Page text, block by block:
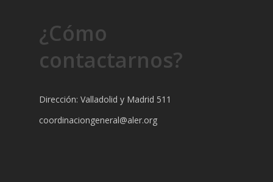
¿Cómo
contactarnos?
Dirección: Valladolid y Madrid 511
coordinaciongeneral@aler.org